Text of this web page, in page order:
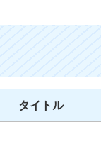
タイトル